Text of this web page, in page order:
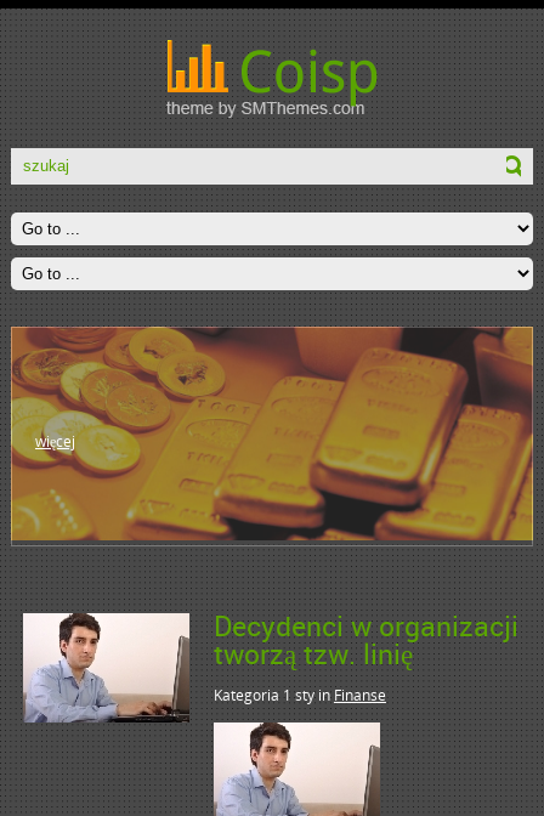
więcej
Decydenci w organizacji
tworzą tzw. linię
Kategoria 1 styinFinanse